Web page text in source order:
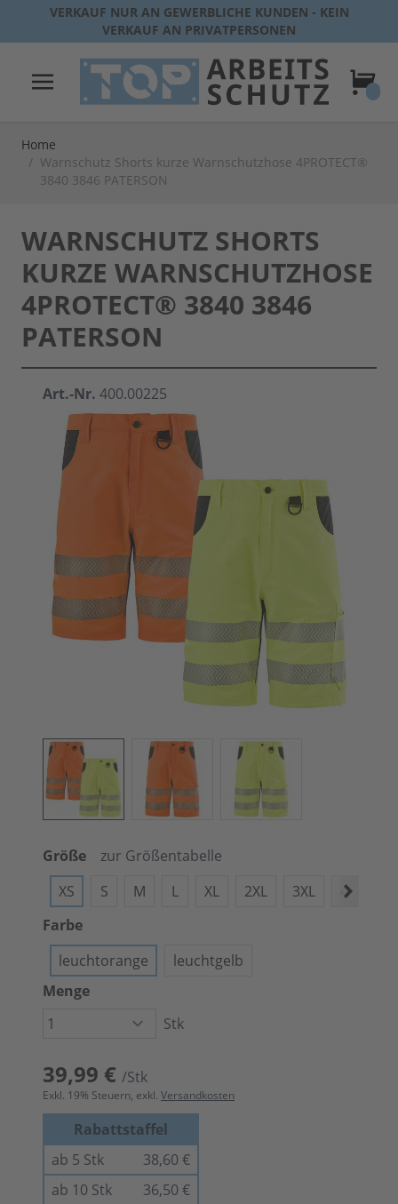
Direkt zum Inhalt
VERKAUF NUR AN GEWERBLICHE KUNDEN - KEIN
VERKAUF AN PRIVATPERSONEN
Home
/ Warnschutz Shorts kurze Warnschutzhose 4PROTECT®
3840 3846 PATERSON
WARNSCHUTZ SHORTS
KURZE WARNSCHUTZHOSE
4PROTECT® 3840 3846
PATERSON
Art.-Nr. 400.00225
Größe
zur Größentabelle
XS
S M L XL 2XL 3XL 4XL
Farbe
leuchtorange
leuchtgelb
Menge
Stk
39,99 € /Stk
Exkl. 19% Steuern, exkl. Versandkosten
Rabattstaffel
ab 5 Stk
38,60 €
ab 10 Stk
36,50 €